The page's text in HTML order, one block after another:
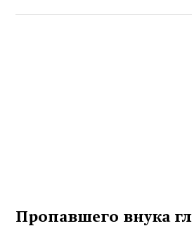
Пропавшего внука